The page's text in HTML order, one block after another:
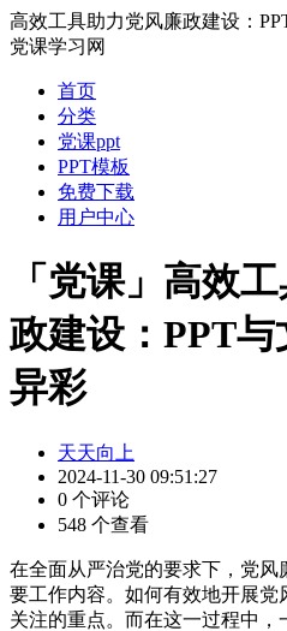
高效工具助力党风廉政建设：
党课学习网
首页
分类
党课ppt
PPT模板
免费下载
用户中心
「党课」高效
政建设：PPT
异彩
天天向上
2024-11-30 09:51:27
0 个评论
548 个查看
在全面从严治党的要求下，党
要工作内容。如何有效地开展
关注的重点。而在这一过程中，